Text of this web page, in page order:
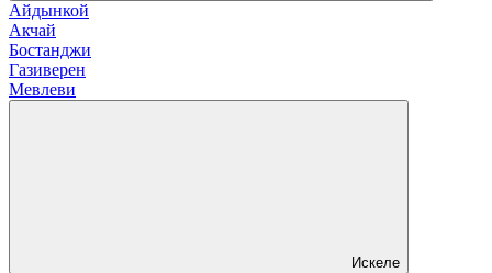
Айдынкой
Акчай
Бостанджи
Газиверен
Мевлеви
Искеле